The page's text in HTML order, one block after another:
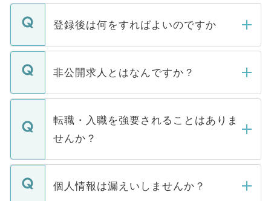
登録後は何をすればよいのですか
ご登録いただきましたら、弊社担当者がご
登録内容を確認し、その後メールもしくは
ます。通常、5営業日以内にはご連絡をせて
いただきますので、しばらくお待ちくださ
非公開求人とはなんですか？
マイナビDOCTORで取り扱っている求人の
うち約3割は、Webサイトからご覧いただ
けない「非公開求人」です。非公開求人は
下記の理由によって、一般には公開してい
ません。
■応募殺到を避けるため 人気のある医療機
転職・入職を強要されることはありま
せんか？
転職・入職を強要することは一切ありませ
ん。また、仮に応募先から内定をいただい
個人情報は漏えいしませんか？